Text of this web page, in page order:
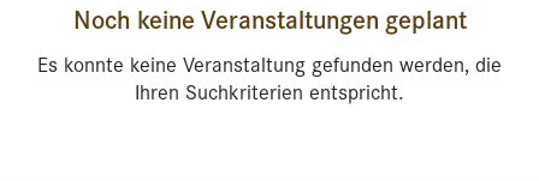
Noch keine Veranstaltungen geplant
Es konnte keine Veranstaltung gefunden werden, die
Ihren Suchkriterien entspricht.